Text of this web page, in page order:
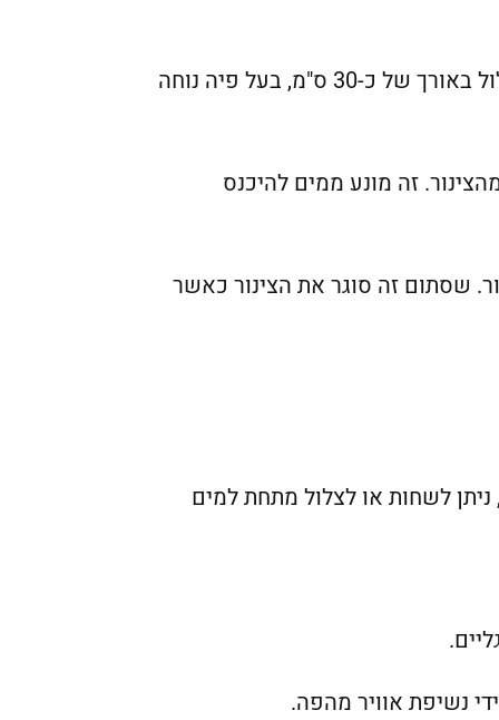
שנורקל פשוט הוא הסוג הנפוץ ביותר של שנורקל. הוא מורכב מצינור חלול באורך של כ-30 ס"מ, בעל פיה נוחה
זה מונע ממים להיכנס
שסתום זה סוגר את הצינור כאשר
לשחות או לצלול מתחת למים
נשיפת אוויר מהפה.